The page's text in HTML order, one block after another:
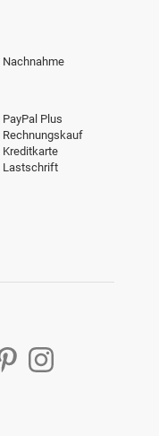
Nachnahme
PayPal Plus
Rechnungskauf
Kreditkarte
Lastschrift